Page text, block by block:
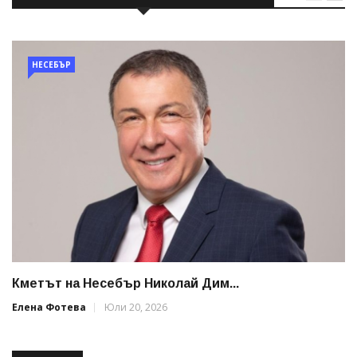
НЕСЕБЪР
Кметът на Несебър Николай Дим...
Елена Фотева
Юли 20, 2026